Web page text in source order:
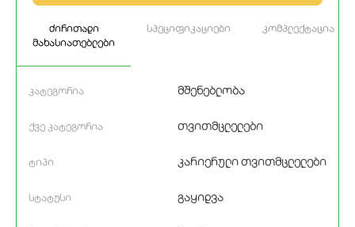
ძირითადი
მახასიათებლები
სპეციფიკაციები კომპლექტაცია
კატეგორია მშენებლობა
ქვე კატეგორია თვითმცლელები
ტიპი კარიერული თვითმცლელები
სტატუსი გაყიდვა